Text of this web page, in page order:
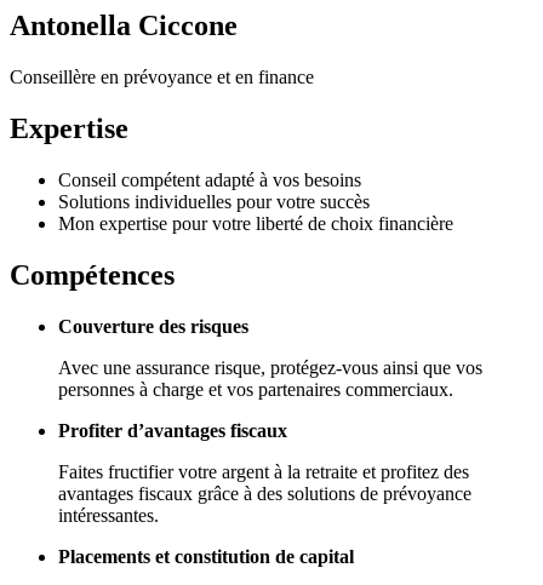
Antonella Ciccone
Conseillère en prévoyance et en finance
Expertise
Conseil compétent adapté à vos besoins
Solutions individuelles pour votre succès
Mon expertise pour votre liberté de choix financière
Compétences
Couverture des risques
Avec une assurance risque, protégez-vous ainsi que vos
personnes à charge et vos partenaires commerciaux.
Profiter d’avantages fiscaux
Faites fructifier votre argent à la retraite et profitez des
avantages fiscaux grâce à des solutions de prévoyance
intéressantes.
Placements et constitution de capital